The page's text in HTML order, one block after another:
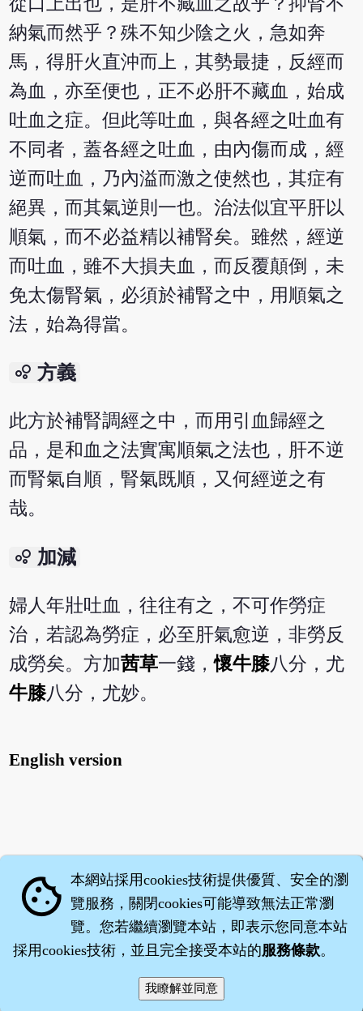
納氣而然乎？殊不知少陰之火，急如奔
馬，得肝火直沖而上，其勢最捷，反經而
為血，亦至便也，正不必肝不藏血，始成
吐血之症。但此等吐血，與各經之吐血有
不同者，蓋各經之吐血，由內傷而成，經
逆而吐血，乃內溢而激之使然也，其症有
絕異，而其氣逆則一也。治法似宜平肝以
順氣，而不必益精以補腎矣。雖然，經逆
而吐血，雖不大損夫血，而反覆顛倒，未
免太傷腎氣，必須於補腎之中，用順氣之
法，始為得當。
bubble_chart 方義
此方於補腎調經之中，而用引血歸經之
品，是和血之法實寓順氣之法也，肝不逆
而腎氣自順，腎氣既順，又何經逆之有
哉。
bubble_chart 加減
婦人年壯吐血，往往有之，不可作勞症
治，若認為勞症，必至肝氣愈逆，非勞反
成勞矣。方加茜草一錢，懷牛膝八分，尤
牛膝八分，尤妙。
English version
‧沈藥子©2008～2026
cookie 本網站採用cookies技術提供優質、安全的瀏
覽服務，關閉cookies可能導致無法正常瀏
覽。您若繼續瀏覽本站，即表示您同意本站
採用cookies技術，並且完全接受本站的服務條款。